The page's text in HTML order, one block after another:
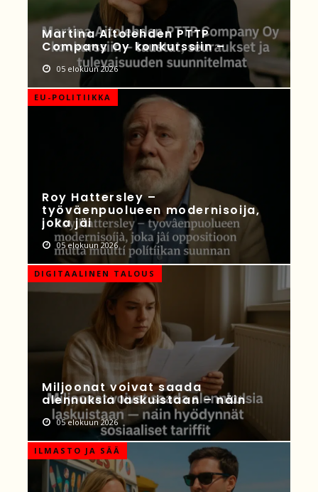
Martina Aitolehden PTTP
Company Oy konkurssiin –
05 elokuun 2026
EU-POLITIIKKA
Roy Hattersley –
työväenpuolueen modernisoija,
joka jäi
05 elokuun 2026
DIGITAALINEN TALOUS
Miljoonat voivat saada
alennuksia laskuistaan – näin
05 elokuun 2026
ILMASTO JA SÄÄ